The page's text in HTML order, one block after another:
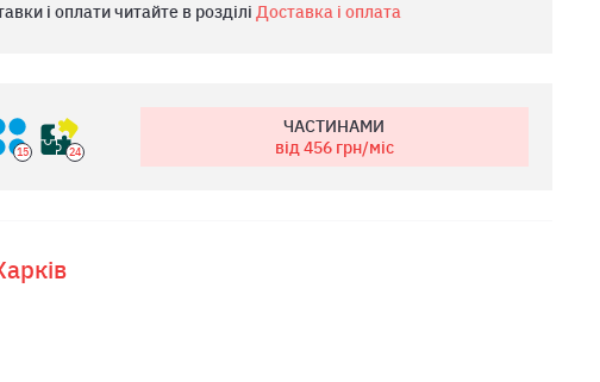
і оплати читайте в розділі Доставка і оплата
15 24
ЧАСТИНАМИ
від 456грн/міс